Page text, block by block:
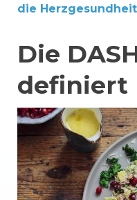
die
Die
definiert